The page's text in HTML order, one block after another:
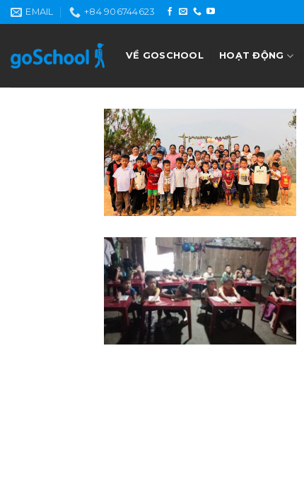
Skip
to
EMAIL +84 906744623
VỀ GOSCHOOL HOẠT ĐỘNG